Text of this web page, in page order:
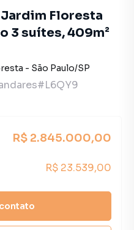
Jardim Floresta
3 suítes, 409m²
- São Paulo/SP
R$ 2.845.000,00
R$ 23.539,00